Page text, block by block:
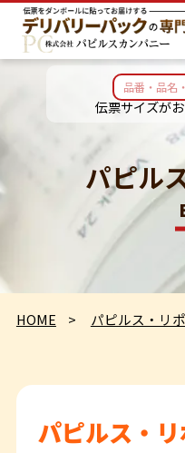
伝票サイズが
パピル
HOME パピルス・リ
パピルス・